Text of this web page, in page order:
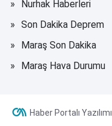
Nurhak Haberleri
Son Dakika Deprem
Maraş Son Dakika
Maraş Hava Durumu
Haber Portalı Yazılımı